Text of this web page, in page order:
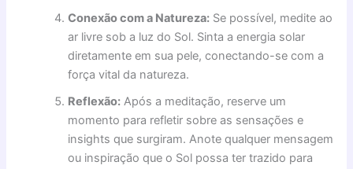
Conexão com a Natureza: Se possível, medite ao
ar livre sob a luz do Sol. Sinta a energia solar
diretamente em sua pele, conectando-se com a
força vital da natureza.
Reflexão: Após a meditação, reserve um
momento para refletir sobre as sensações e
insights que surgiram. Anote qualquer mensagem
ou inspiração que o Sol possa ter trazido para